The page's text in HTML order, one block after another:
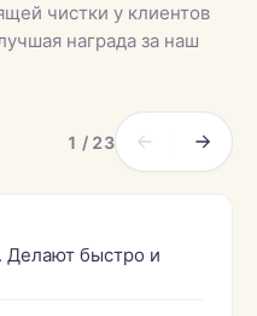
чистки у клиентов
награда за наш
1 / 23
Делают быстро и